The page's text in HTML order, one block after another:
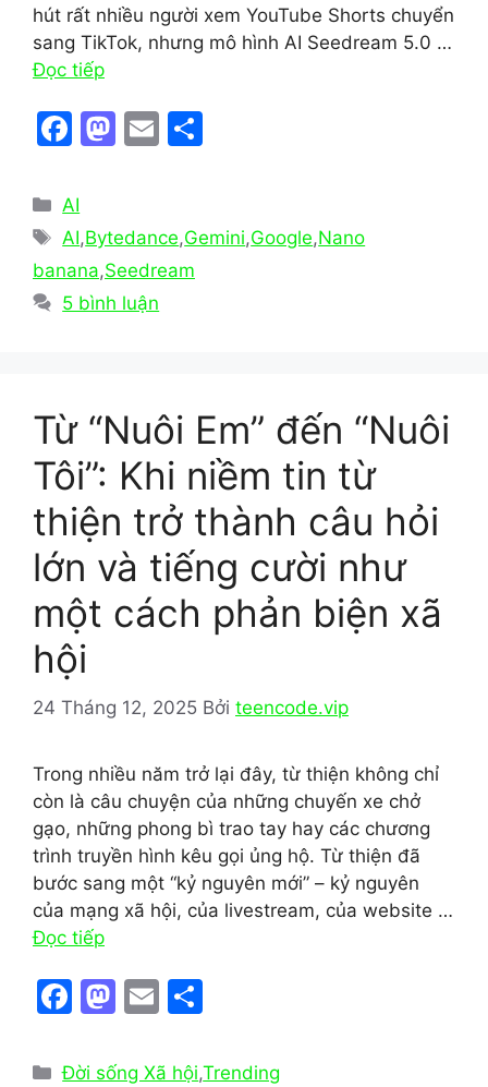
hút rất nhiều người xem YouTube Shorts chuyển
sang TikTok, nhưng mô hình AI Seedream 5.0 …
Đọc tiếp
F
c
e
b
o
M
o
d
o
E
l
e
Danh
mục
AI
Thẻ
AI,Bytedance,Gemini,Google,Nano
banana,Seedream
5 bình luận
Từ “Nuôi Em” đến “Nuôi
Tôi”: Khi niềm tin từ
thiện trở thành câu hỏi
lớn và tiếng cười như
một cách phản biện xã
hội
24 Tháng 12, 2025 Bởi teencode.vip
Trong nhiều năm trở lại đây, từ thiện không chỉ
còn là câu chuyện của những chuyến xe chở
gạo, những phong bì trao tay hay các chương
trình truyền hình kêu gọi ủng hộ. Từ thiện đã
bước sang một “kỷ nguyên mới” – kỷ nguyên
của mạng xã hội, của livestream, của website …
Đọc tiếp
F
c
M
st
E
ai ar
Danh
Đời sống Xã hội,Trending